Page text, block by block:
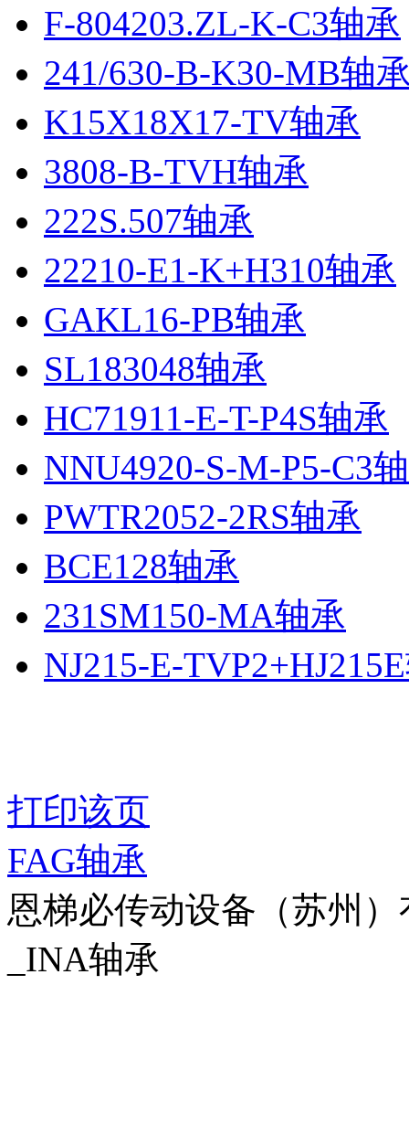
F-804203.ZL-K-C3轴承
241/630-B-K30-MB轴
K15X18X17-TV轴承
3808-B-TVH轴承
222S.507轴承
22210-E1-K+H310轴承
GAKL16-PB轴承
SL183048轴承
HC71911-E-T-P4S轴承
NNU4920-S-M-P5-C3
PWTR2052-2RS轴承
BCE128轴承
231SM150-MA轴承
NJ215-E-
打印该页
FAG轴承
恩梯必传动设备（苏州
_INA轴承